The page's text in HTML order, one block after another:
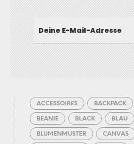
ACCESSOIRES BACKPACK
BEANIE BLACK BLAU
BLUMENMUSTER CANVAS